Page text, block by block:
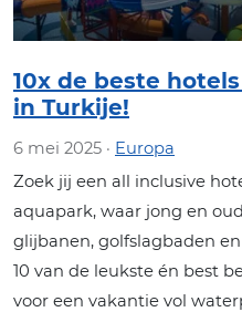
10x de beste
in Turkije!
6 mei 2025 · Europa
Zoek jij een all inclusive
aquapark, waar jong en
glijbanen, golfslagbaden
10 van de leukste én best
voor een vakantie vol